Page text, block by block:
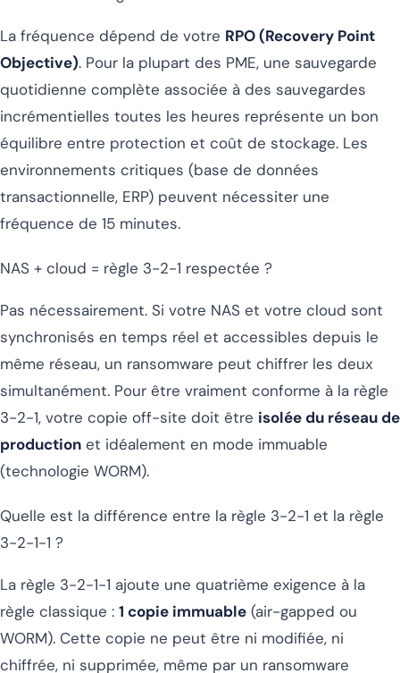
La fréquence dépend de votre RPO (Recovery Point
Objective). Pour la plupart des PME, une sauvegarde
quotidienne complète associée à des sauvegardes
incrémentielles toutes les heures représente un bon
équilibre entre protection et coût de stockage. Les
environnements critiques (base de données
transactionnelle, ERP) peuvent nécessiter une
fréquence de 15 minutes.
NAS + cloud = règle 3-2-1 respectée ?
Pas nécessairement. Si votre NAS et votre cloud sont
synchronisés en temps réel et accessibles depuis le
même réseau, un ransomware peut chiffrer les deux
simultanément. Pour être vraiment conforme à la règle
3-2-1, votre copie off-site doit être isolée du réseau de
production et idéalement en mode immuable
(technologie WORM).
Quelle est la différence entre la règle 3-2-1 et la règle
3-2-1-1 ?
La règle 3-2-1-1 ajoute une quatrième exigence à la
règle classique : 1 copie immuable (air-gapped ou
WORM). Cette copie ne peut être ni modifiée, ni
chiffrée, ni supprimée, même par un ransomware